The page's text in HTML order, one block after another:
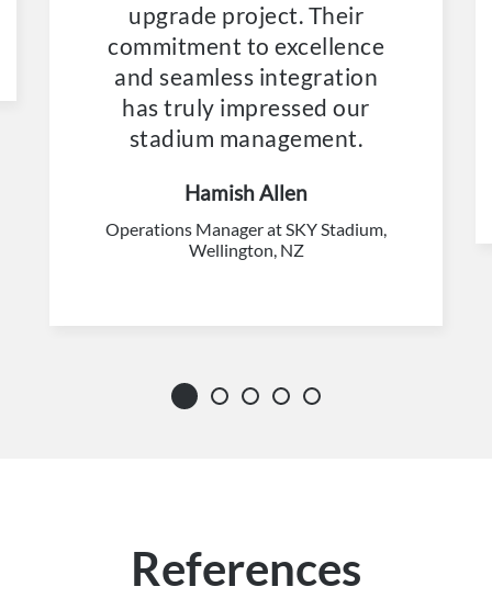
upgrade project. Their
commitment to excellence
and seamless integration
has truly impressed our
stadium management.
Hamish Allen
Operations Manager at SKY Stadium,
Wellington, NZ
References